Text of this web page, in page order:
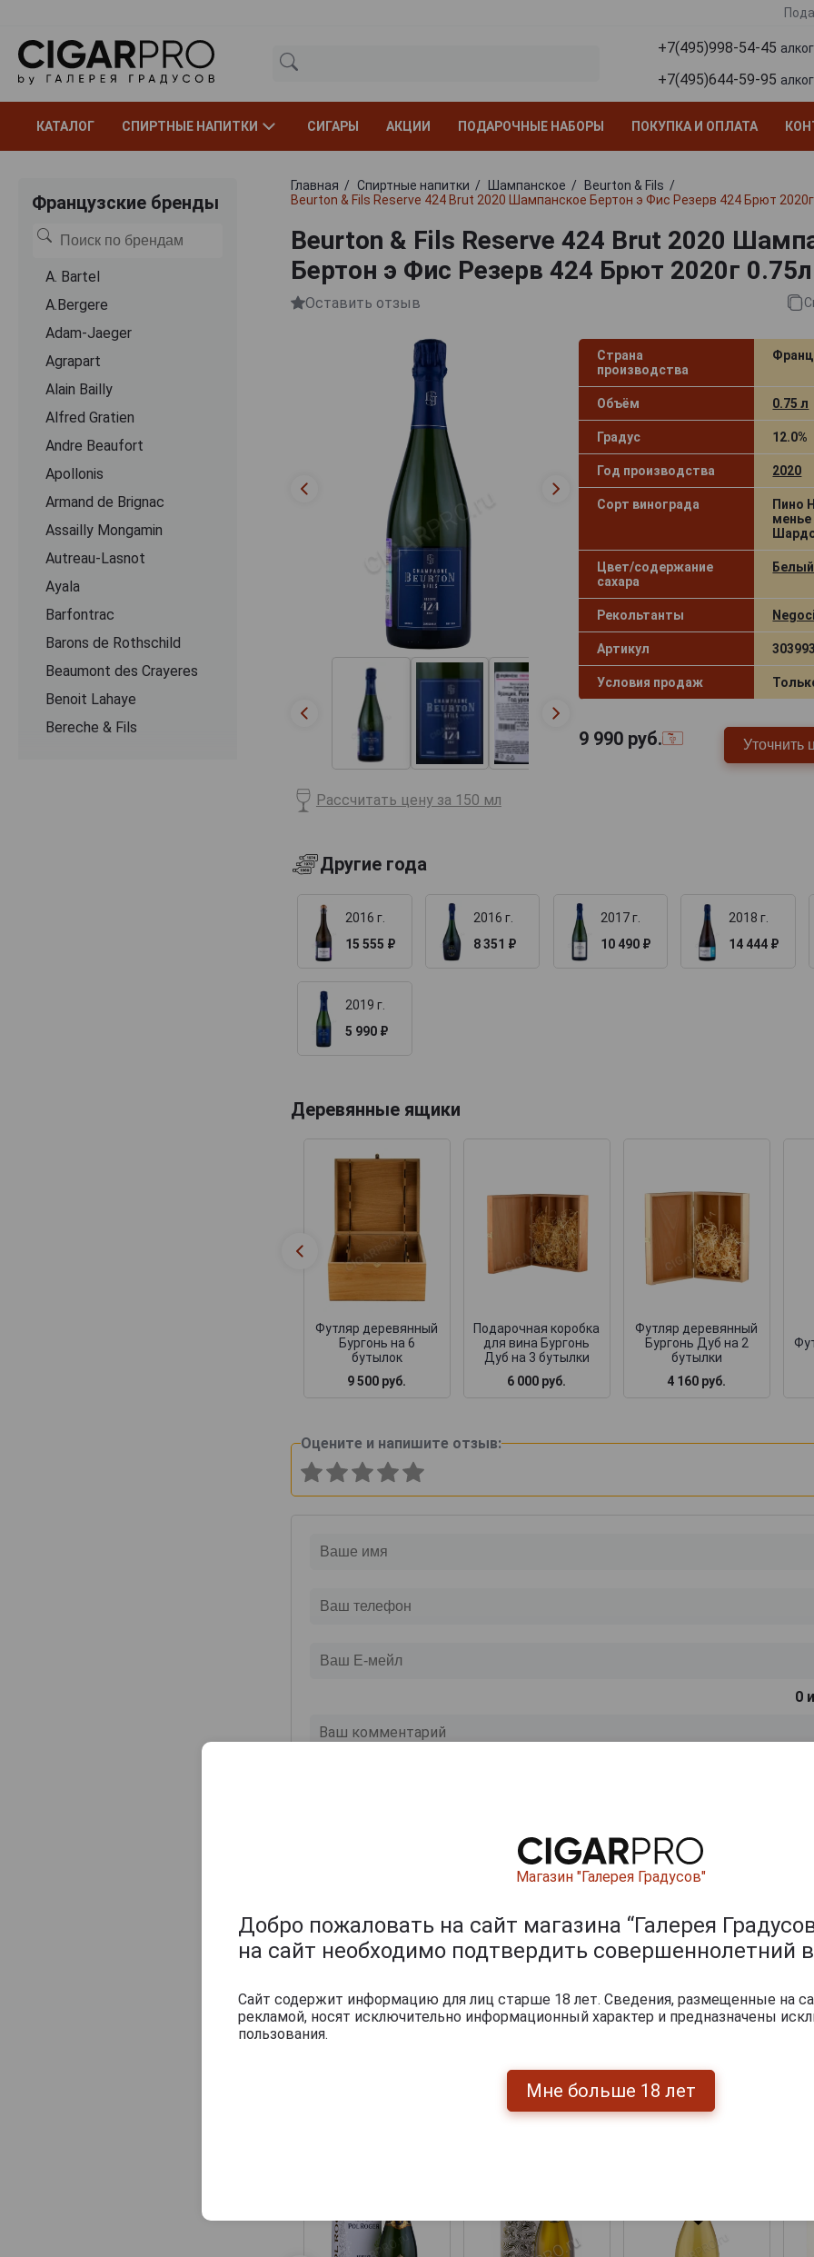
+7(495)998-54-45
+7(495)644-59-95
КАТАЛОГ СПИРТНЫЕ НАПИТКИ СИГАРЫ АКЦИИ ПОДАРОЧНЫЕ НАБОРЫ ПОКУПКА И ОПЛАТА
Французские бренды
A. Bartel
A.Bergere
Adam-Jaeger
Agrapart
Alain Bailly
Alfred Gratien
Andre Beaufort
Apollonis
Armand de Brignac
Assailly Mongamin
Autreau-Lasnot
Ayala
Barfontrac
Barons de Rothschild
Beaumont des Crayeres
Benoit Lahaye
Bereche & Fils
Главная Спиртные напитки Шампанское
Beurton & Fils
Beurton & Fils Reserve 424 Brut 2020 Шампанское Бертон э Фис Резерв 424 Брют
Beurton & Fils Reserve 424 Brut 2020
Бертон э Фис Резерв 424 Брют 2020г 0.75л
Оставить отзыв
Страна
производства
Объём 0.75 л
Градус 12.0%
Год производства 2020
Сорт винограда
Пино
менье
Цвет/содержание
сахара
Рекольтанты
Артикул 303993
Условия продаж
9 990руб. Уточнить
Рассчитать цену за 150 мл
Другие года
2016 г.
15 555 ₽
2016 г.
8 351 ₽
2017 г.
10 490 ₽
2018 г.
14 444 ₽
2019 г.
5 990 ₽
Деревянные ящики
Футляр деревянный
Бургонь на 6
бутылок
9 500 руб.
Подарочная коробка
для вина Бургонь
Дуб на 3 бутылки
6 000 руб.
Футляр деревянный
Бургонь Дуб на 2
бутылки
4 160 руб.
Оцените и напишите отзыв:
0
Магазин "Галерея Градусов"
Добро пожаловать на сайт магазина “Галерея
на сайт необходимо подтвердить совершеннолетний
Сайт содержит информацию для лиц старше 18 лет. Сведения, размещенные на
рекламой, носят исключительно информационный характер и предназначены
пользования.
Мне больше 18 лет